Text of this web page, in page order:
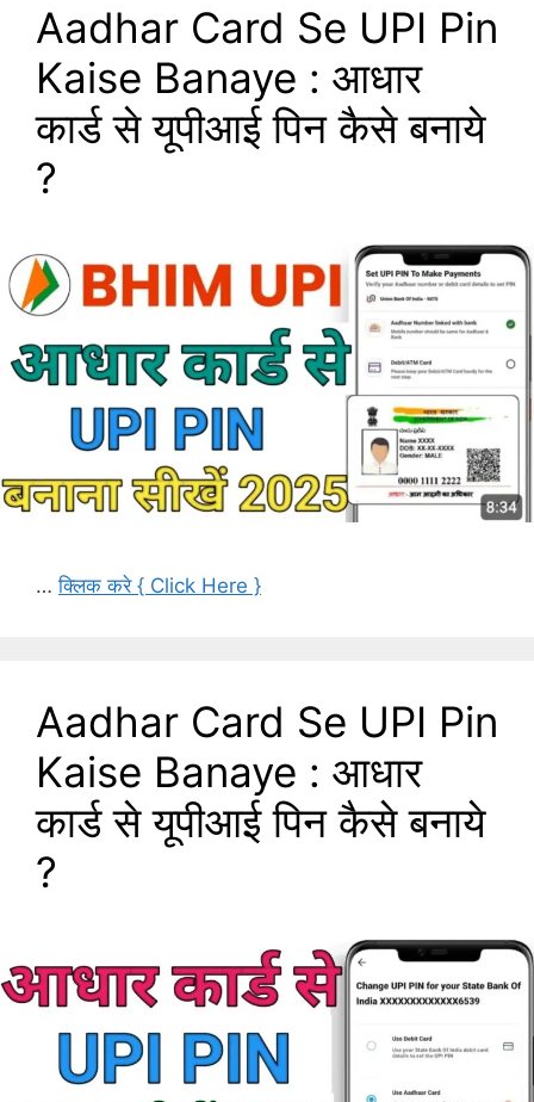
Aadhar Card Se UPI Pin
Kaise Banaye : आधार
कार्ड से यूपीआई पिन कैसे बनाये
?
…क्लिक करे { Click Here }
Aadhar Card Se UPI Pin
Kaise Banaye : आधार
कार्ड से यूपीआई पिन कैसे बनाये
?